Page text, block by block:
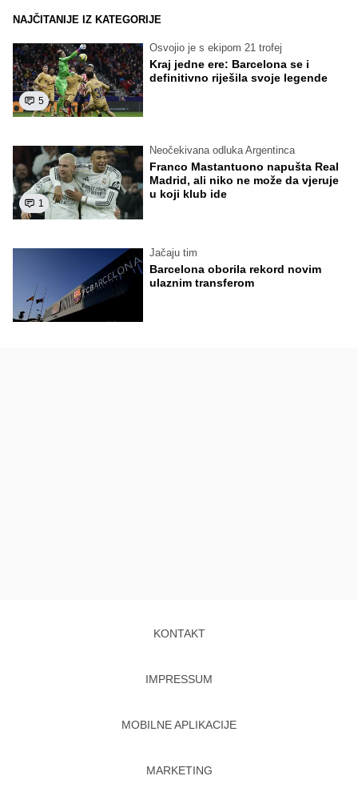
NAJČITANIJE IZ KATEGORIJE
5
Osvojio je s ekipom 21 trofej
Kraj jedne ere: Barcelona se i
definitivno riješila svoje legende
1
Neočekivana odluka Argentinca
Franco Mastantuono napušta Real
Madrid, ali niko ne može da vjeruje
u koji klub ide
Jačaju tim
Barcelona oborila rekord novim
ulaznim transferom
KONTAKT
IMPRESSUM
MOBILNE APLIKACIJE
MARKETING